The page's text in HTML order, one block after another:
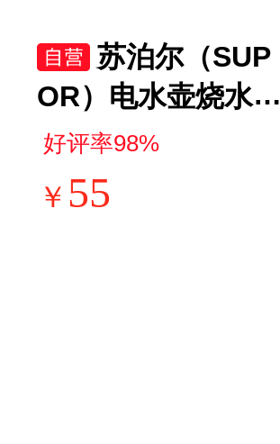
￥ 55
苏泊尔（SUP
OR）电水壶烧水壶
1.5L小容量热水壶
304不锈钢健康内
胆 双层防烫 电热水
好评率98%